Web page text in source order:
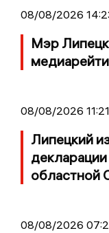
08/08/2026
Мэр
08/08/2026 11:21
Липецкий
областной
08/08/2026